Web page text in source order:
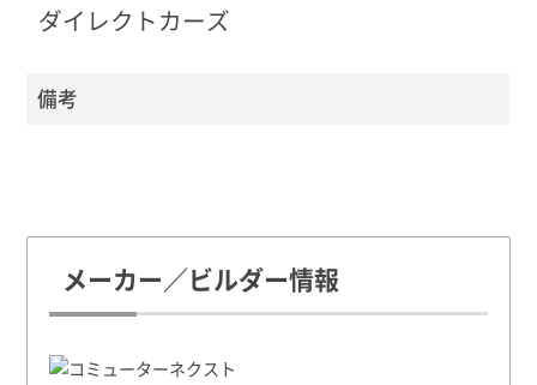
ダイレクトカーズ
備考
メーカー／ビルダー情報